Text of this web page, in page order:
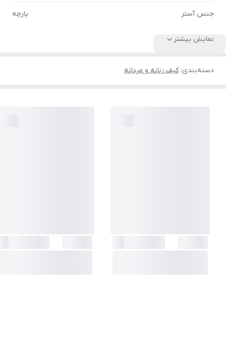
جنس آستر پارچه
نمایش بیشتر
دسته‌بندی:کیف زنانه و مردانه